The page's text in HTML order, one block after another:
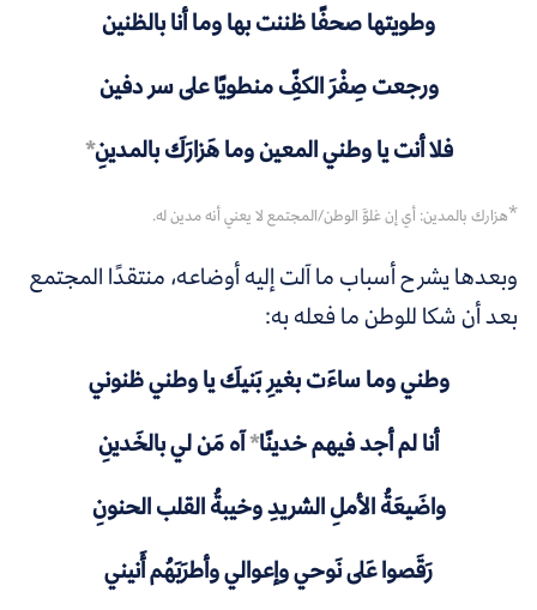
وطويتها صحفًا ظننت بها وما أنا بالظنين
ورجعت صِفْرَ الكفِّ منطويًا على سر دفين
فلا أنت يا وطني المعين وما هَزارَكَ بالمدينِ*
*هزارك بالمدين: أي إن غلوَّ الوطن/المجتمع لا يعني أنه مدين له.
وبعدها يشرح أسباب ما آلت إليه أوضاعه، منتقدًا المجتمع
بعد أن شكا للوطن ما فعله به:
وطني وما ساءَت بغيرِ بَنيكَ يا وطني ظنوني
أنا لم أجد فيهم خدينًا*آه مَن لي بالخَدينِ
واضَيعَةُ الأملِ الشريدِ وخيبةُ القلب الحنونِ
رَقَصوا عَلى نَوحي وإعوالي وأطرَبَهُم أَنيني